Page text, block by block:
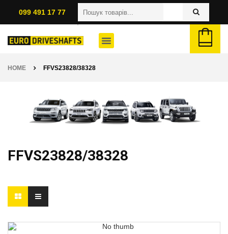
099 491 17 77
HOME FFVS23828/38328
FFVS23828/38328